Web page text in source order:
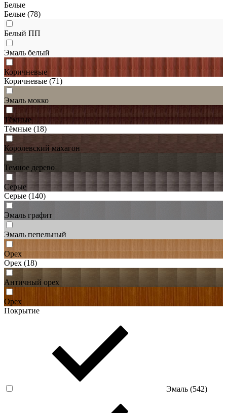
Белые
Белые (78)
Белый ПП
Эмаль белый
Коричневые
Коричневые (71)
Эмаль мокко
Тёмные
Тёмные (18)
Королевский махагон
Темное дерево
Серые
Серые (140)
Эмаль графит
Эмаль пепельный
Орех
Орех (18)
Античный орех
Орех
Покрытие
Эмаль (542)